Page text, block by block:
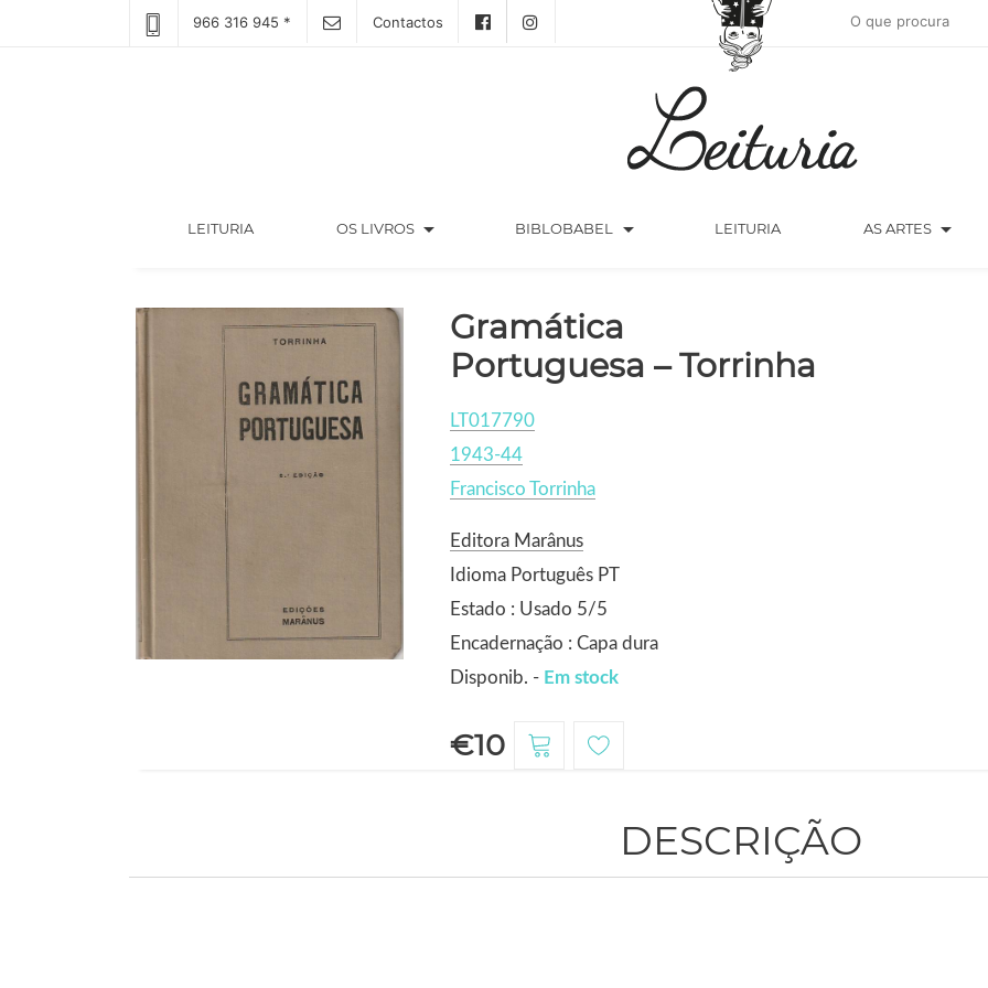
966 316 945 * Contactos
LEITURIA(CURRENT) OS LIVROS arrow_drop_down BIBLOBABEL arrow_drop_down LEITURIA AS ARTES arrow_drop_down
Gramática
Portuguesa – Torrinha
LT017790
1943-44
Francisco Torrinha
Editora Marânus
Idioma Português PT
Estado : Usado 5/5
Encadernação : Capa dura
Disponib. - Em stock
€10
DESCRIÇÃO